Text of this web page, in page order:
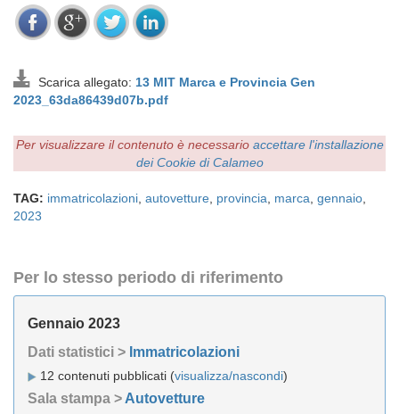
Scarica allegato: 13 MIT Marca e Provincia Gen
2023_63da86439d07b.pdf
Per visualizzare il contenuto è necessario accettare l'installazione
dei Cookie di Calameo
TAG: immatricolazioni autovetture provincia marca gennaio
2023
Per lo stesso periodo di riferimento
Gennaio 2023
Dati statistici > Immatricolazioni
12 contenuti pubblicati (visualizza/nascondi)
Sala stampa > Autovetture